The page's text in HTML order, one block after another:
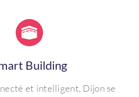
Building
et intelligent, Dijon se